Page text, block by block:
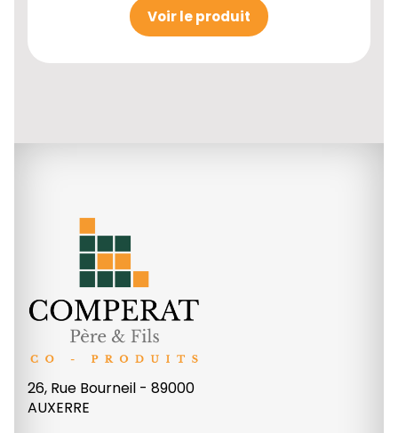
Voir le produit
26, Rue Bourneil - 89000
AUXERRE